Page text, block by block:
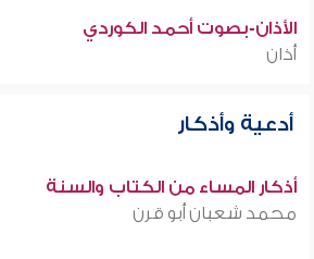
الأذان-بصوت أحمد الكوردي
أذان
أدعية وأذكار
أذكار المساء من الكتاب والسنة
محمد شعبان أبو قرن